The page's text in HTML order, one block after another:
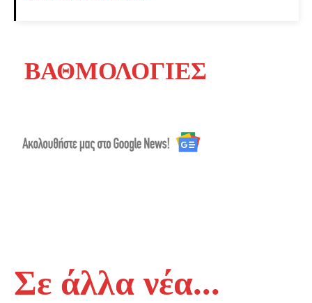
ΒΑΘΜΟΛΟΓΙΕΣ
Σε άλλα νέα...